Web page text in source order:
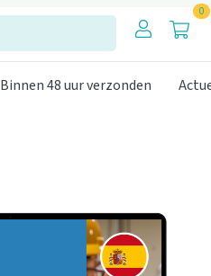
0
Binnen 48 uur verzonden